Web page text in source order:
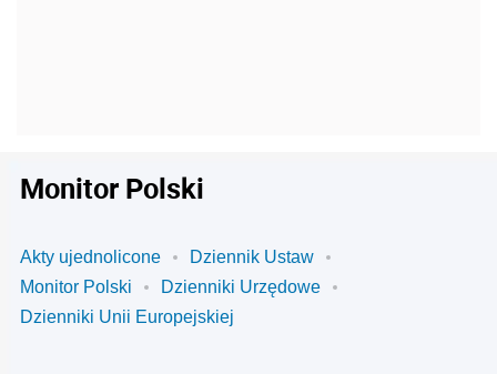
Monitor Polski
Akty ujednolicone
Dziennik Ustaw
Monitor Polski
Dzienniki Urzędowe
Dzienniki Unii Europejskiej